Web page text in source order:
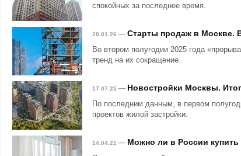
спокойных за последнее время.
20.01.26 — Старты продаж в Москве.
Во втором полугодии 2025 года
тренд на их сокращение.
17.07.25 — Новостройки Москвы.
По последним данным, в первом
проектов жилой застройки.
14.04.21 — Можно ли в России купить